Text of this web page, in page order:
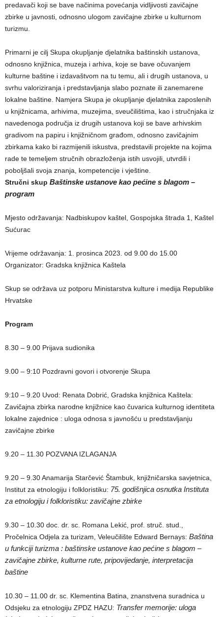
predavači koji se bave načinima povećanja vidljivosti zavičajne
zbirke u javnosti, odnosno ulogom zavičajne zbirke u kulturnom
turizmu.
Primarni je cilj Skupa okupljanje djelatnika baštinskih ustanova,
odnosno knjižnica, muzeja i arhiva, koje se bave očuvanjem
kulturne baštine i izdavaštvom na tu temu, ali i drugih ustanova, u
svrhu valoriziranja i predstavljanja slabo poznate ili zanemarene
lokalne baštine. Namjera Skupa je okupljanje djelatnika zaposlenih
u knjižnicama, arhivima, muzejima, sveučilištima, kao i stručnjaka iz
navedenoga područja iz drugih ustanova koji se bave arhivskim
gradivom na papiru i knjižničnom građom, odnosno zavičajnim
zbirkama kako bi razmijenili iskustva, predstavili projekte na kojima
rade te temeljem stručnih obrazloženja istih usvojili, utvrdili i
poboljšali svoja znanja, kompetencije i vještine.
Stručni skup Baštinske ustanove kao pećine s blagom –
program
Mjesto održavanja: Nadbiskupov kaštel, Gospojska štrada 1, Kaštel
Sućurac
Vrijeme održavanja: 1. prosinca 2023. od 9.00 do 15.00
Organizator: Gradska knjižnica Kaštela
Skup se održava uz potporu Ministarstva kulture i medija Republike
Hrvatske
Program
8.30 – 9.00 Prijava sudionika
9.00 – 9:10 Pozdravni govori i otvorenje Skupa
9:10 – 9.20 Uvod: Renata Dobrić, Gradska knjižnica Kaštela:
Zavičajna zbirka narodne knjižnice kao čuvarica kulturnog identiteta
lokalne zajednice : uloga odnosa s javnošću u predstavljanju
zavičajne zbirke
9.20 – 11.30 POZVANA IZLAGANJA
9.20 – 9.30 Anamarija Starčević Štambuk, knjižničarska savjetnica,
Institut za etnologiju i folkloristiku: 75. godišnjica osnutka Instituta
za etnologiju i folkloristiku: zavičajne zbirke
9.30 – 10.30 doc. dr. sc. Romana Lekić, prof. struč. stud.,
Pročelnica Odjela za turizam, Veleučilište Edward Bernays: Baština
u funkciji turizma : baštinske ustanove kao pećine s blagom –
zavičajne zbirke, kulturne rute, pripovijedanje, interpretacija
baštine
10.30 – 11.00 dr. sc. Klementina Batina, znanstvena suradnica u
Odsjeku za etnologiju ZPDZ HAZU: Transfer memorije: uloga